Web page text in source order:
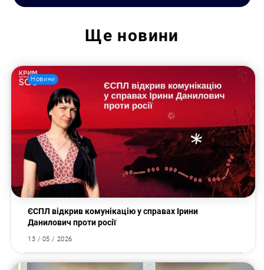
Пошук за запитом:
Ще новини
Новини
ЄСПЛ відкрив комунікацію у справах Ірини
Данилович проти росії
13 / 05 / 2026